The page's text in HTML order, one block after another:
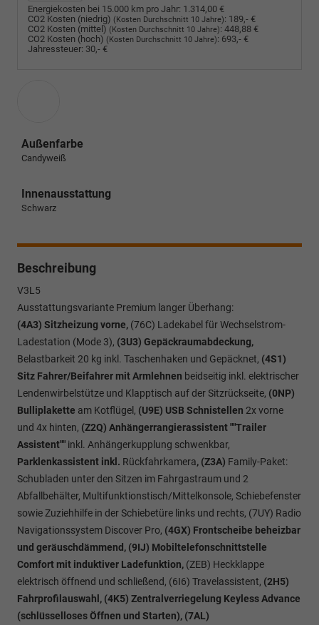
Energiekosten bei 15.000 km pro Jahr: 1.314,00 €
CO2 Kosten (niedrig) (Kosten Durchschnitt 10 Jahre): 189,- €
CO2 Kosten (mittel) (Kosten Durchschnitt 10 Jahre): 448,88 €
CO2 Kosten (hoch) (Kosten Durchschnitt 10 Jahre): 693,- €
Jahressteuer: 30,- €
Außenfarbe
Candyweiß
Innenausstattung
Schwarz
Beschreibung
V3L5
Ausstattungsvariante Premium langer Überhang:
(4A3) Sitzheizung vorne, (76C) Ladekabel für Wechselstrom-
Ladestation (Mode 3), (3U3) Gepäckraumabdeckung,
Belastbarkeit 20 kg inkl. Taschenhaken und Gepäcknet, (4S1)
Sitz Fahrer/Beifahrer mit Armlehnen beidseitig inkl. elektrischer
Lendenwirbelstütze und Klapptisch auf der Sitzrückseite, (0NP)
Bulliplakette am Kotflügel, (U9E) USB Schnistellen 2x vorne
und 4x hinten, (Z2Q) Anhängerrangierassistent ""Trailer
Assistent"" inkl. Anhängerkupplung schwenkbar,
Parklenkassistent inkl. Rückfahrkamera, (Z3A) Family-Paket:
Schubladen unter den Sitzen im Fahrgastraum und 2
Abfallbehälter, Multifunktionstisch/Mittelkonsole, Schiebefenster
sowie Zuziehhilfe in der Schiebetüre links und rechts, (7UY) Radio
Navigationssystem Discover Pro, (4GX) Frontscheibe beheizbar
und geräuschdämmend, (9IJ) Mobiltelefonschnittstelle
Comfort mit induktiver Ladefunktion, (ZEB) Heckklappe
elektrisch öffnend und schließend, (6I6) Travelassistent, (2H5)
Fahrprofilauswahl, (4K5) Zentralverriegelung Keyless Advance
(schlüsselloses Öffnen und Starten), (7AL)